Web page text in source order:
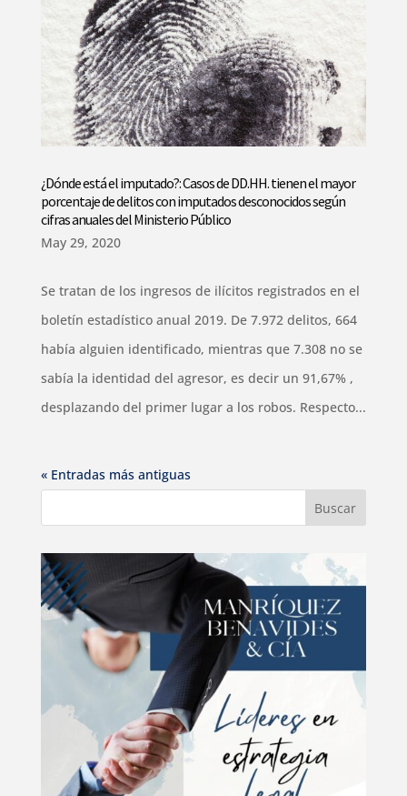
¿Dónde está el imputado?: Casos de DD.HH. tienen el mayor
porcentaje de delitos con imputados desconocidos según
cifras anuales del Ministerio Público
May 29, 2020
Se tratan de los ingresos de ilícitos registrados en el
boletín estadístico anual 2019. De 7.972 delitos, 664
había alguien identificado, mientras que 7.308 no se
sabía la identidad del agresor, es decir un 91,67% ,
desplazando del primer lugar a los robos. Respecto...
« Entradas más antiguas